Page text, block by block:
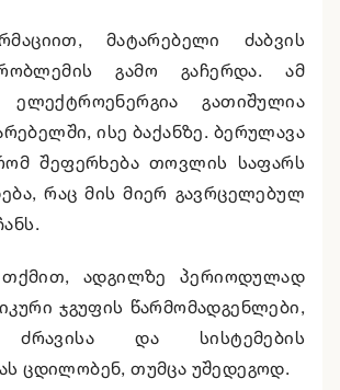
მატარებელი ძაბვის
გამო გაჩერდა. ამ
გათიშულია
ისე ბაქანზე. ბერულავა
შეფერხება თოვლის საფარს
რაც მის მიერ გავრცელებულ
თქმით, ადგილზე პერიოდულად
ჯგუფის წარმომადგენლები,
ძრავისა და სისტემების
ცდილობენ, თუმცა უშედეგოდ.